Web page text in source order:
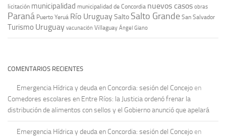
licitación municipalidad municipalidad de Concordia nuevos casos obras
Paraná Puerto Yeruá Río UruguaySalto Salto Grande San Salvador
Turismo Uruguay vacunación Villaguay Ángel Giano
COMENTARIOS RECIENTES
Emergencia Hídrica y deuda en Concordia: sesión del Concejo en
Comedores escolares en Entre Ríos: la Justicia ordenó frenar la
distribución de alimentos con sellos y el Gobierno anunció que apelará
Emergencia Hídrica y deuda en Concordia: sesión del Concejo en